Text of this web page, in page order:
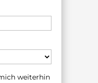
weiterhin